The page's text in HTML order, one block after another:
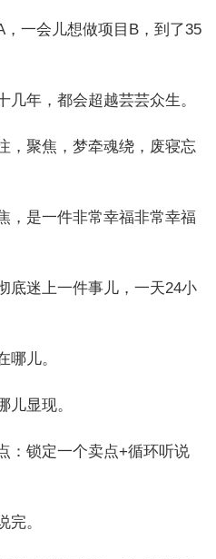
一会儿想做项目B，到了35
年，都会超越芸芸众生。
聚焦，梦牵魂绕，废寝忘
是一件非常幸福非常幸福
迷上一件事儿，一天24小
儿。
显现。
锁定一个卖点+循环听说
。